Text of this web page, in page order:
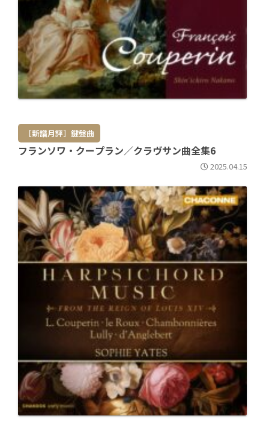
［新譜月評］鍵盤曲
フランソワ・クープラン／クラヴサン曲全集6
2025.04.15